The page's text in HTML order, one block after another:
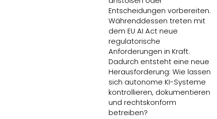
Entscheidungen vorbereiten.
Währenddessen treten mit
dem EU AI Act neue
regulatorische
Anforderungen in Kraft.
Dadurch entsteht eine neue
Herausforderung: Wie lassen
sich autonome KI-Systeme
kontrollieren, dokumentieren
und rechtskonform
betreiben?